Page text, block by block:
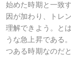
始めた時期と一致
因が加わり、トレ
理解できよう。と
うな急上昇である
つある時期なのだ